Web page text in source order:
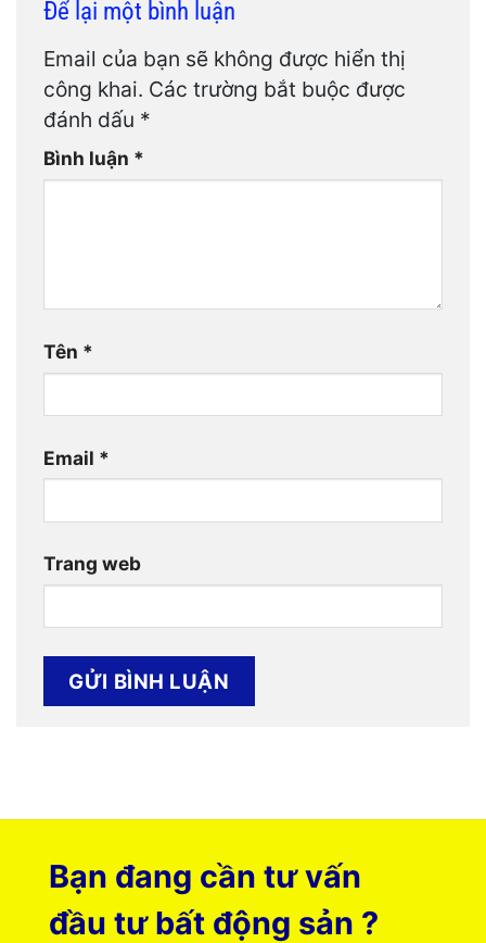
Để lại một bình luận
Email của bạn sẽ không được hiển thị
công khai. Các trường bắt buộc được
đánh dấu *
Bình luận *
Tên *
Email *
Trang web
Bạn đang cần tư vấn
đầu tư bất động sản ?